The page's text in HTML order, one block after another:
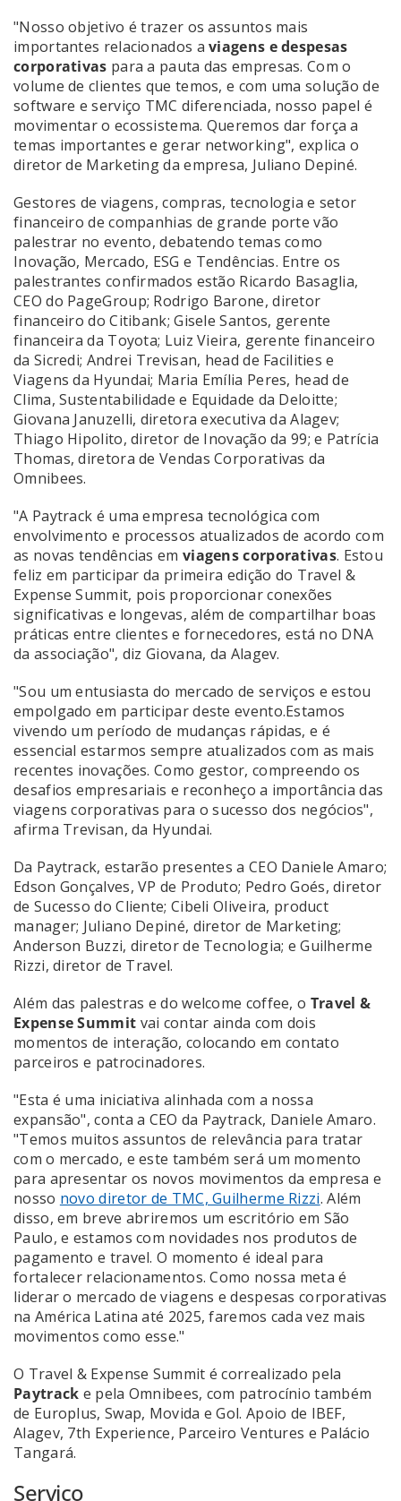
"Nosso objetivo é trazer os assuntos mais
importantes relacionados aviagens e despesas
corporativas para a pauta das empresas. Com o
volume de clientes que temos, e com uma solução de
software e serviço TMC diferenciada, nosso papel é
movimentar o ecossistema. Queremos dar força a
temas importantes e gerar networking", explica o
diretor de Marketing da empresa, Juliano Depiné.
Gestores de viagens, compras, tecnologia e setor
financeiro de companhias de grande porte vão
palestrar no evento, debatendo temas como
Inovação, Mercado, ESG e Tendências. Entre os
palestrantes confirmados estão Ricardo Basaglia,
CEO do PageGroup; Rodrigo Barone, diretor
financeiro do Citibank; Gisele Santos, gerente
financeira da Toyota; Luiz Vieira, gerente financeiro
da Sicredi; Andrei Trevisan, head de Facilities e
Viagens da Hyundai; Maria Emília Peres, head de
Clima, Sustentabilidade e Equidade da Deloitte;
Giovana Januzelli, diretora executiva da Alagev;
Thiago Hipolito, diretor de Inovação da 99; e Patrícia
Thomas, diretora de Vendas Corporativas da
Omnibees.
"A Paytrack é uma empresa tecnológica com
envolvimento e processos atualizados de acordo com
as novas tendências em viagens corporativas. Estou
feliz em participar da primeira edição do Travel &
Expense Summit, pois proporcionar conexões
significativas e longevas, além de compartilhar boas
práticas entre clientes e fornecedores, está no DNA
da associação", diz Giovana, da Alagev.
"Sou um entusiasta do mercado de serviços e estou
empolgado em participar deste evento.Estamos
vivendo um período de mudanças rápidas, e é
essencial estarmos sempre atualizados com as mais
recentes inovações. Como gestor, compreendo os
desafios empresariais e reconheço a importância das
viagens corporativas para o sucesso dos negócios",
afirma Trevisan, da Hyundai.
Da Paytrack, estarão presentes a CEO Daniele Amaro;
Edson Gonçalves, VP de Produto; Pedro Goés, diretor
de Sucesso do Cliente; Cibeli Oliveira, product
manager; Juliano Depiné, diretor de Marketing;
Anderson Buzzi, diretor de Tecnologia; e Guilherme
Rizzi, diretor de Travel.
Além das palestras e do welcome coffee, o Travel &
Expense Summit vai contar ainda com dois
momentos de interação, colocando em contato
parceiros e patrocinadores.
"Esta é uma iniciativa alinhada com a nossa
expansão", conta a CEO da Paytrack, Daniele Amaro.
"Temos muitos assuntos de relevância para tratar
com o mercado, e este também será um momento
para apresentar os novos movimentos da empresa e
nosso novo diretor de TMC, Guilherme Rizzi. Além
disso, em breve abriremos um escritório em São
Paulo, e estamos com novidades nos produtos de
pagamento e travel. O momento é ideal para
fortalecer relacionamentos. Como nossa meta é
liderar o mercado de viagens e despesas corporativas
na América Latina até 2025, faremos cada vez mais
movimentos como esse."
O Travel & Expense Summit é correalizado pela
Paytrack e pela Omnibees, com patrocínio também
de Europlus, Swap, Movida e Gol. Apoio de IBEF,
Alagev, 7th Experience, Parceiro Ventures e Palácio
Tangará.
Serviço